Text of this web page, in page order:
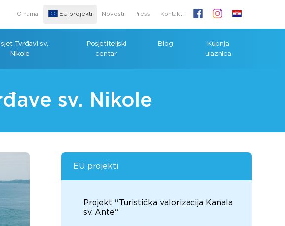
O nama EU projekti Novosti Press Kontakti
Tvrđavi sv.
Nikole
Posjetiteljski
centar
Blog
Kupnja
ulaznica
sv. Nikole
EU projekti
Projekt ''Turistička valorizacija Kanala
sv. Ante''